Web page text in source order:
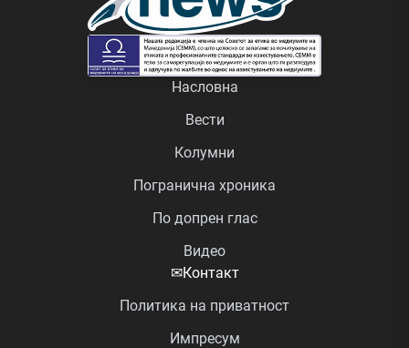
Насловна
Вести
Колумни
Погранична хроника
По допрен глас
Видео
✉Контакт
Политика на приватност
Импресум